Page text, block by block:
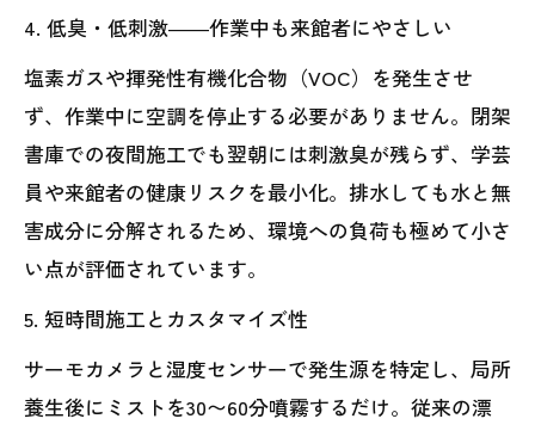
4. 低臭・低刺激――作業中も来館者にやさしい
塩素ガスや揮発性有機化合物（VOC）を発生させ
ず、作業中に空調を停止する必要がありません。閉架
書庫での夜間施工でも翌朝には刺激臭が残らず、学芸
員や来館者の健康リスクを最小化。排水しても水と無
害成分に分解されるため、環境への負荷も極めて小さ
い点が評価されています。
5. 短時間施工とカスタマイズ性
サーモカメラと湿度センサーで発生源を特定し、局所
養生後にミストを30〜60分噴霧するだけ。従来の漂